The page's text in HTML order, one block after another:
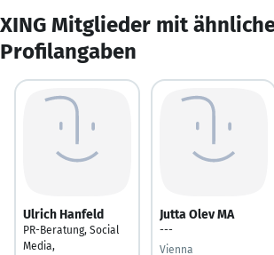
XING Mitglieder mit
Profilangaben
Ulrich Hanfeld
PR-Beratung, Social
Media,
Jutta Olev MA
---
Vienna